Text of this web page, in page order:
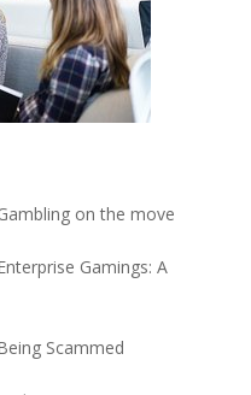
on the move
Gamings: A
Scammed